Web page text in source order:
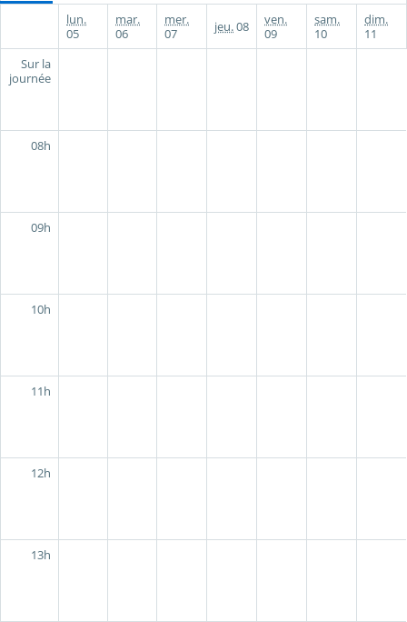
lun.
05
mar.
06
mer.
07
jeu.08
ven.
09
sam.
10
dim.
11
Sur la
journée
08h
09h
10h
11h
12h
13h